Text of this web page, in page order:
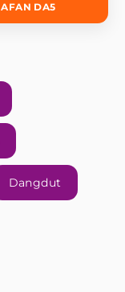
AFAN DA5
Dangdut